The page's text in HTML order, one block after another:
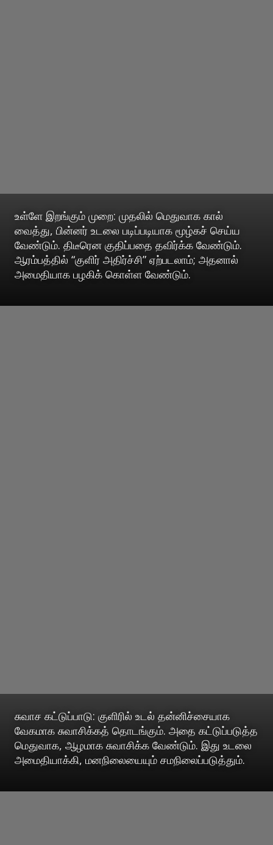
உள்ளே இறங்கும் முறை: முதலில் மெதுவாக கால்
வைத்து, பின்னர் உடலை படிப்படியாக மூழ்கச் செய்ய
வேண்டும். திடீரென குதிப்பதை தவிர்க்க வேண்டும்.
ஆரம்பத்தில் “குளிர் அதிர்ச்சி” ஏற்படலாம்; அதனால்
அமைதியாக பழகிக் கொள்ள வேண்டும்.
சுவாச கட்டுப்பாடு: குளிரில் உடல் தன்னிச்சையாக
வேகமாக சுவாசிக்கத் தொடங்கும். அதை கட்டுப்படுத்த
மெதுவாக, ஆழமாக சுவாசிக்க வேண்டும். இது உடலை
அமைதியாக்கி, மனநிலையையும் சமநிலைப்படுத்தும்.